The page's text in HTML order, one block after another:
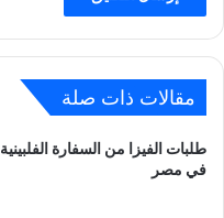
مقالات ذات صلة
طلبات الفيزا من السفارة الفلبينية
في مصر